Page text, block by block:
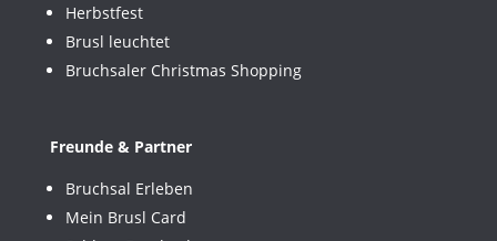
Herbstfest
Brusl leuchtet
Bruchsaler Christmas Shopping
Freunde & Partner
Bruchsal Erleben
Mein Brusl Card